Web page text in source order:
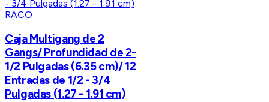
RACO
Caja Multigang de 2
Gangs/ Profundidad de 2-
1/2 Pulgadas (6.35 cm)/ 12
Entradas de 1/2 - 3/4
Pulgadas (1.27 - 1.91 cm)